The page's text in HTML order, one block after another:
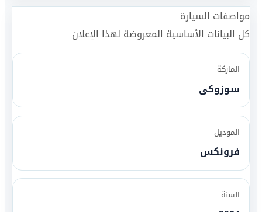
مواصفات السيارة
كل البيانات الأساسية المعروضة لهذا الإعلان
الماركة
سوزوكى
الموديل
فرونكس
السنة